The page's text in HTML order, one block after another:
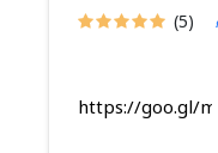
(5)
https://goo.gl/